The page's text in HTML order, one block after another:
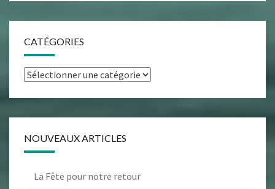
CATÉGORIES
Catégories
NOUVEAUX ARTICLES
La Fête pour notre retour